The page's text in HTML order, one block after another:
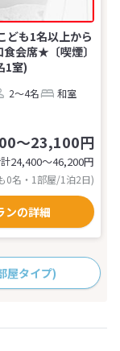
ども1名以上から
会席★〔喫煙〕
1室)
2～4名
和室
～23,100円
24,400〜46,200円
0名・1部屋/1泊2日)
ンの詳細
屋タイプ)